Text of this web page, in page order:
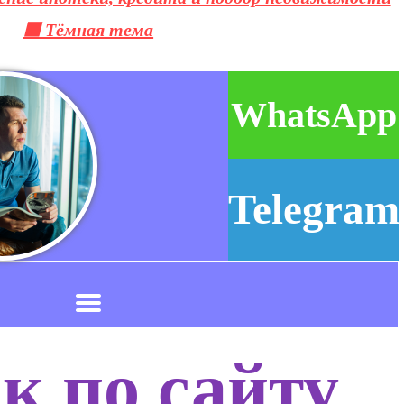
⬛ Тёмная тема
WhatsApp
Telegram